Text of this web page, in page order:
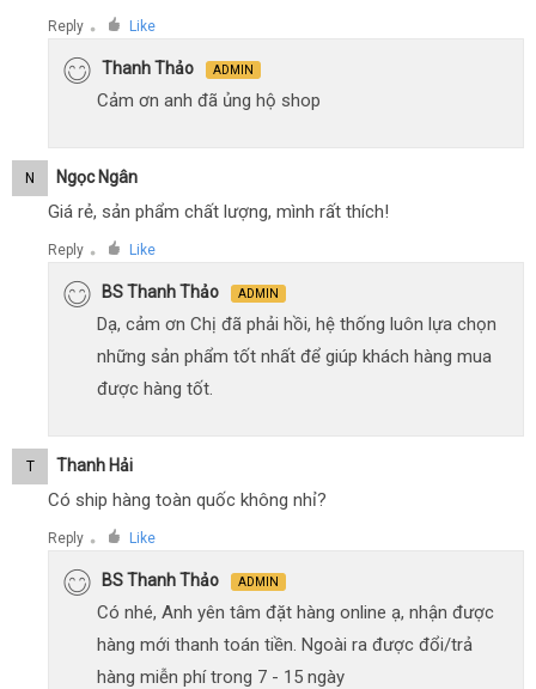
Reply ● Like
Thanh Thảo ADMIN
Cảm ơn anh đã ủng hộ shop
N Ngọc Ngân
Giá rẻ, sản phẩm chất lượng, mình rất thích!
Reply ● Like
BS Thanh Thảo ADMIN
Dạ, cảm ơn Chị đã phải hồi, hệ thống luôn lựa chọn
những sản phẩm tốt nhất để giúp khách hàng mua
được hàng tốt.
T Thanh Hải
Có ship hàng toàn quốc không nhỉ?
Reply ● Like
BS Thanh Thảo ADMIN
Có nhé, Anh yên tâm đặt hàng online ạ, nhận được
hàng mới thanh toán tiền. Ngoài ra được đổi/trả
hàng miễn phí trong 7 - 15 ngày